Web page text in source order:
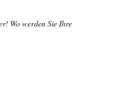
Wo werden Sie Ihre